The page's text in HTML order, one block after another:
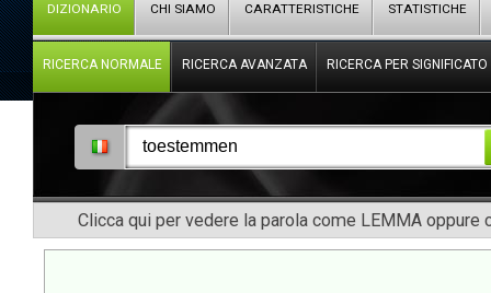
DIZIONARIO CHI SIAMO CARATTERISTICHE STATISTICHE
RICERCA NORMALE RICERCA AVANZATA RICERCA PER SIGNIFICATO
Clicca qui per vedere la parola come LEMMA oppure